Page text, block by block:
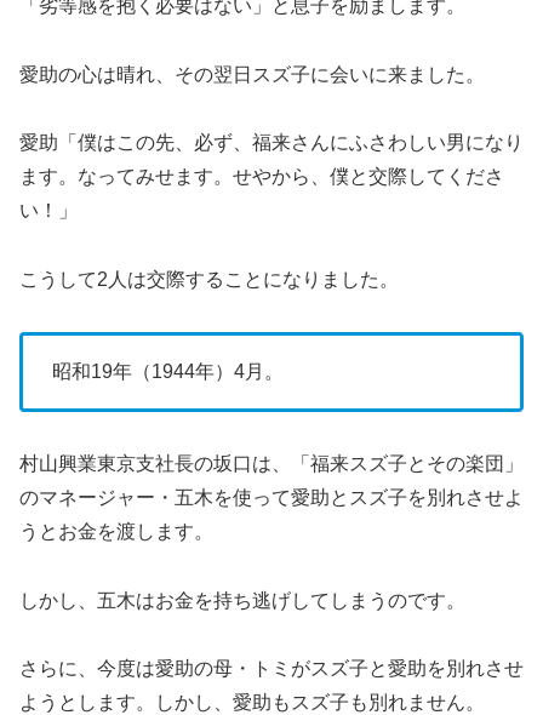
「劣等感を抱く必要はない」と息子を励まします。
愛助の心は晴れ、その翌日スズ子に会いに来ました。
愛助「僕はこの先、必ず、福来さんにふさわしい男になり
ます。なってみせます。せやから、僕と交際してくださ
い！」
こうして2人は交際することになりました。
昭和19年（1944年）4月。
村山興業東京支社長の坂口は、「福来スズ子とその楽団」
のマネージャー・五木を使って愛助とスズ子を別れさせよ
うとお金を渡します。
しかし、五木はお金を持ち逃げしてしまうのです。
さらに、今度は愛助の母・トミがスズ子と愛助を別れさせ
ようとします。しかし、愛助もスズ子も別れません。